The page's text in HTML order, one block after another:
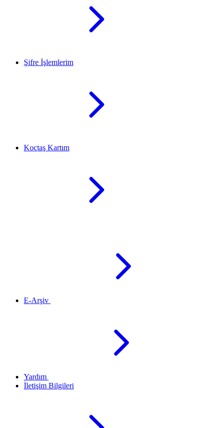
Şifre İşlemlerim
Koçtaş Kartım
E-Arşiv
Yardım
İletişim Bilgileri